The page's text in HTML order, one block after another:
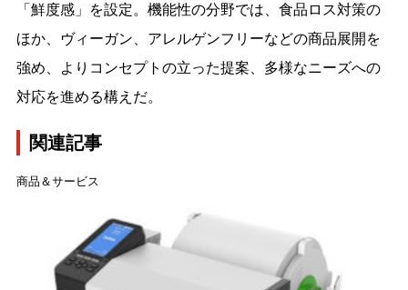
「鮮度感」を設定。機能性の分野では、食品ロス対策の
ほか、ヴィーガン、アレルゲンフリーなどの商品展開を
強め、よりコンセプトの立った提案、多様なニーズへの
対応を進める構えだ。
関連記事
商品＆サービス